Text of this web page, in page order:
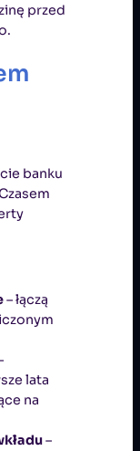
przed
banku
– łączą
lata
na
–